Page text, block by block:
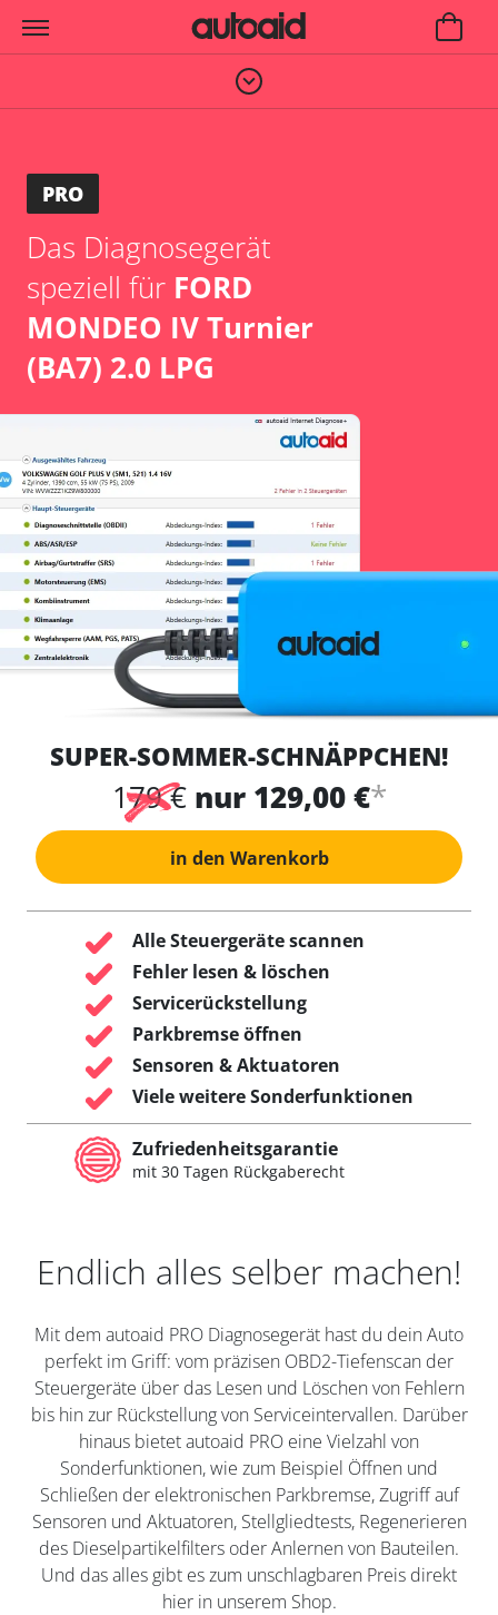
PRO
Das Diagnosegerät
speziell für FORD
MONDEO IV Turnier
(BA7) 2.0 LPG
SUPER-SOMMER-SCHNÄPPCHEN!
179 € nur 129,00 €*
in den Warenkorb
Alle Steuergeräte scannen
Fehler lesen & löschen
Servicerückstellung
Parkbremse öffnen
Sensoren & Aktuatoren
Viele weitere Sonderfunktionen
Zufriedenheitsgarantie
mit 30 Tagen Rückgaberecht
Endlich alles selber machen!
Mit dem autoaid PRO Diagnosegerät hast du dein Auto
perfekt im Griff: vom präzisen OBD2-Tiefenscan der
Steuergeräte über das Lesen und Löschen von Fehlern
bis hin zur Rückstellung von Serviceintervallen. Darüber
hinaus bietet autoaid PRO eine Vielzahl von
Sonderfunktionen, wie zum Beispiel Öffnen und
Schließen der elektronischen Parkbremse, Zugriff auf
Sensoren und Aktuatoren, Stellgliedtests, Regenerieren
des Dieselpartikelfilters oder Anlernen von Bauteilen.
Und das alles gibt es zum unschlagbaren Preis direkt
hier in unserem Shop.